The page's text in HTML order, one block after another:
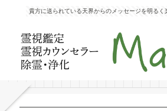
貴方に送られている天界からのメッセージを明る